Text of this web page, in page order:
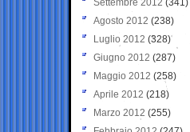
Settembre 2012 (341)
Agosto 2012 (238)
Luglio 2012 (328)
Giugno 2012 (287)
Maggio 2012 (258)
Aprile 2012 (218)
Marzo 2012 (255)